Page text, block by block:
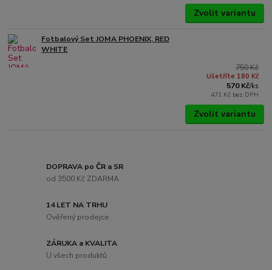
Zvolit variantu
Fotbalový Set JOMA PHOENIX, RED
WHITE
750 Kč
Ušetříte 180 Kč
570 Kč/ks
471 Kč bez DPH
Zvolit variantu
DOPRAVA po ČR a SR
od 3500 Kč ZDARMA
14 LET NA TRHU
Ověřený prodejce
ZÁRUKA a KVALITA
U všech produktů